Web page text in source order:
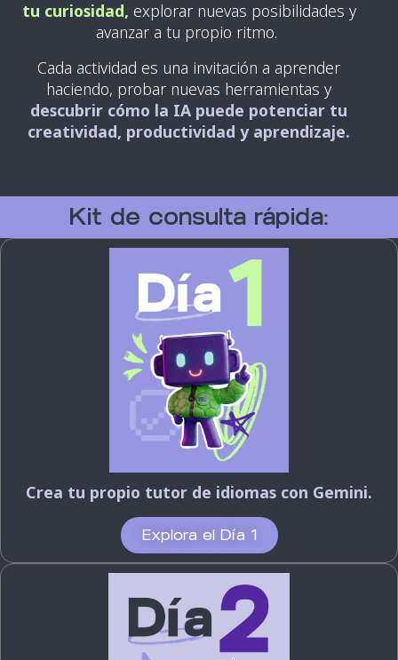
tu curiosidad, explorar nuevas posibilidades y
avanzar a tu propio ritmo.
Cada actividad es una invitación a aprender
haciendo, probar nuevas herramientas y
descubrir cómo la IA puede potenciar tu
creatividad, productividad y aprendizaje.
Kit de consulta rápida:
Crea tu propio tutor de idiomas con Gemini.
Explora el Día 1